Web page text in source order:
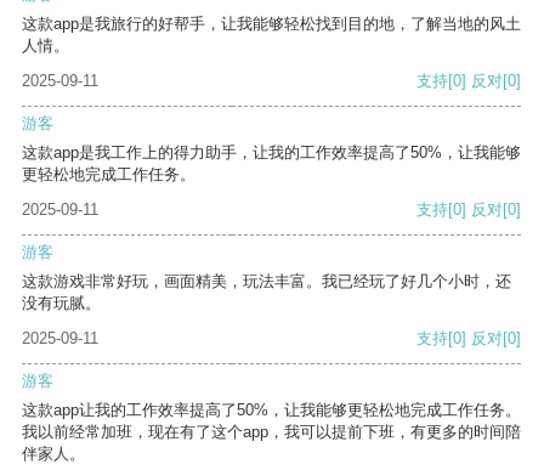
这款app是我旅行的好帮手，让我能够轻松找到目的地，了解当地的风土
人情。
2025-09-11
支持[0] 反对[0]
游客
这款app是我工作上的得力助手，让我的工作效率提高了50%，让我能够
更轻松地完成工作任务。
2025-09-11
支持[0] 反对[0]
游客
这款游戏非常好玩，画面精美，玩法丰富。我已经玩了好几个小时，还
没有玩腻。
2025-09-11
支持[0] 反对[0]
游客
这款app让我的工作效率提高了50%，让我能够更轻松地完成工作任务。
我以前经常加班，现在有了这个app，我可以提前下班，有更多的时间陪
伴家人。